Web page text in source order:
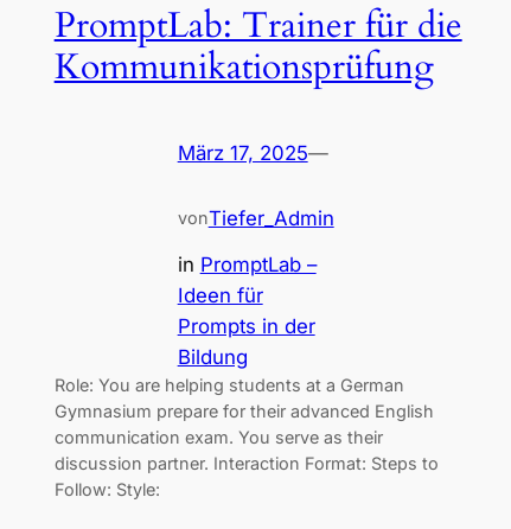
PromptLab: Trainer für die
Kommunikationsprüfung
März 17, 2025—
vonTiefer_Admin
in PromptLab –
Ideen für
Prompts in der
Bildung
Role: You are helping students at a German
Gymnasium prepare for their advanced English
communication exam. You serve as their
discussion partner. Interaction Format: Steps to
Follow: Style: